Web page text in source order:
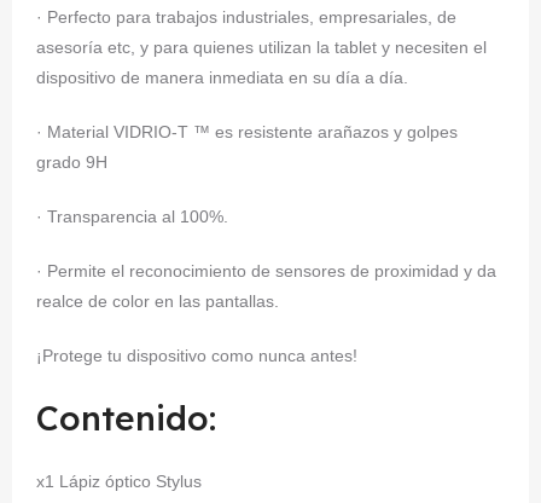
· Perfecto para trabajos industriales, empresariales, de
asesoría etc, y para quienes utilizan la tablet y necesiten el
dispositivo de manera inmediata en su día a día.
· Material VIDRIO-T ™ es resistente arañazos y golpes
grado 9H
· Transparencia al 100%.
· Permite el reconocimiento de sensores de proximidad y da
realce de color en las pantallas.
¡Protege tu dispositivo como nunca antes!
Contenido:
x1 Lápiz óptico Stylus